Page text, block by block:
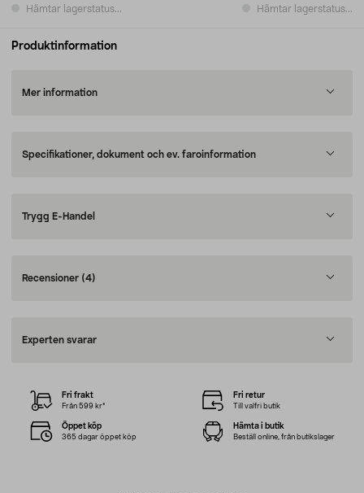
Hämtar lagerstatus... Hämtar lagerstatus...
Produktinformation
Mer information
Specifikationer, dokument och ev. faroinformation
Trygg E-Handel
Recensioner (4)
Experten svarar
Fri frakt
Från 599 kr*
Fri retur
Till valfri butik
Öppet köp
365 dagar öppet köp
Hämta i butik
Beställ online, från butikslager